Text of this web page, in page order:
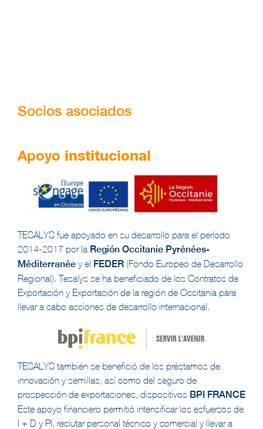
Socios asociados
Apoyo institucional
TESALYS fue apoyado en su desarrollo para el período
2014-2017 por la Región Occitanie Pyrénées-
Méditerranée y el FEDER (Fondo Europeo de Desarrollo
Regional). Tesalys se ha beneficiado de los Contratos de
Exportación y Exportación de la región de Occitania para
llevar a cabo acciones de desarrollo internacional.
TESALYS también se benefició de los préstamos de
innovación y semillas, así como del seguro de
prospección de exportaciones, dispositivos BPI FRANCE
Este apoyo financiero permitió intensificar los esfuerzos de
I + D y PI, reclutar personal técnico y comercial y llevar a